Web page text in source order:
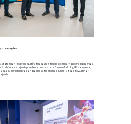
z przemysłem
strategicznego projektu, który znacząco wzmocni potencjał naukowo-badawczy
środków europejskich powstanie nowoczesne Centrum Metrologii Przemysłowej
inwestycji przeznaczono łącznie ponad 30 mln zł, z czego 23,5 mln zł